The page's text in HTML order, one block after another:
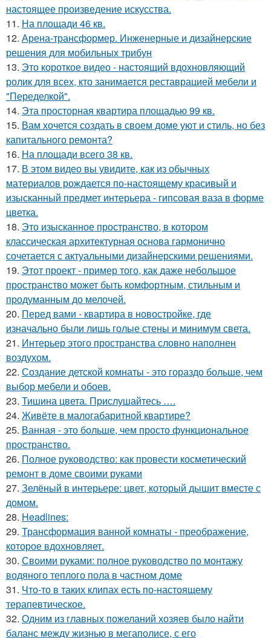
настоящее произведение искусства.
11. На площади 46 кв.
12. Арена-трансформер. Инженерные и дизайнерские
решения для мобильных трибун
13. Это короткое видео - настоящий вдохновляющий
ролик для всех, кто занимается реставрацией мебели и
"Переделкой".
14. Эта просторная квартира площадью 99 кв.
15. Вам хочется создать в своем доме уют и стиль, но без
капитального ремонта?
16. На площади всего 38 кв.
17. В этом видео вы увидите, как из обычных
материалов рождается по-настоящему красивый и
изысканный предмет интерьера - гипсовая ваза в форме
цветка.
18. Это изысканное пространство, в котором
классическая архитектурная основа гармонично
сочетается с актуальными дизайнерскими решениями.
19. Этот проект - пример того, как даже небольшое
пространство может быть комфортным, стильным и
продуманным до мелочей.
20. Перед вами - квартира в новостройке, где
изначально были лишь голые стены и минимум света.
21. Интерьер этого пространства словно наполнен
воздухом.
22. Создание детской комнаты - это гораздо больше, чем
выбор мебели и обоев.
23. Тишина цвета. Прислушайтесь ….
24. Живёте в малогабаритной квартире?
25. Ванная - это больше, чем просто функциональное
пространство.
26. Полное руководство: как провести косметический
ремонт в доме своими руками
27. Зелёный в интерьере: цвет, который дышит вместе с
домом.
28. Headlines:
29. Трансформация ванной комнаты - преображение,
которое вдохновляет.
30. Своими руками: полное руководство по монтажу
водяного теплого пола в частном доме
31. Что-то в таких клипах есть по-настоящему
терапевтическое.
32. Одним из главных пожеланий хозяев было найти
баланс между жизнью в мегаполисе, с его